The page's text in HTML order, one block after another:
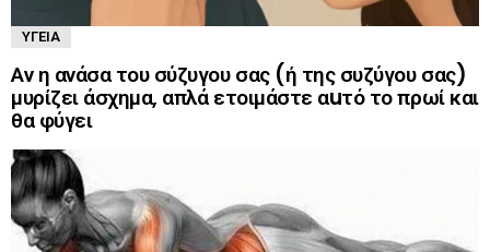
ΥΓΕΊΑ
Αν η ανάσα του σύζυγου σας (ή της συζύγου σας)
μυρίζει άσχημα, απλά ετοιμάστε αuτό το πρωί και
θα φύγει